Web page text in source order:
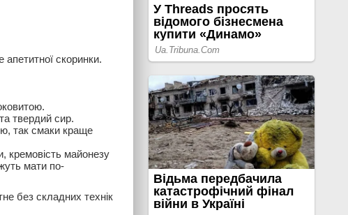
скоринки.
твердий сир.
так смаки краще
кремовість майонезу
мати по-
без складних технік